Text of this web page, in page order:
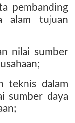
pembanding
alam tujuan
nilai sumber
teknis dalam
sumber daya